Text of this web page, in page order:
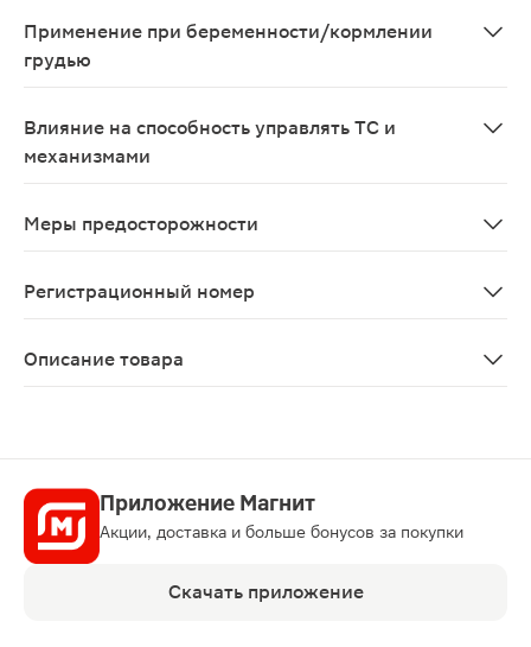
Применение при беременности/кормлении
грудью
Влияние на способность управлять ТС и
механизмами
Меры предосторожности
Регистрационный номер
Описание товара
Приложение Магнит
Акции, доставка и больше бонусов за покупки
Скачать приложение